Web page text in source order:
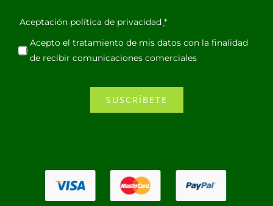
Aceptación política de privacidad *
Acepto el tratamiento de mis datos con la finalidad
de recibir comunicaciones comerciales
SUSCRÍBETE